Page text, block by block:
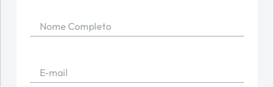
Nome Completo
E-mail